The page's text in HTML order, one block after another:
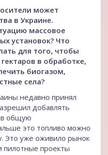
может
в Украине.
массовое
установок? Что
для того, чтобы
в обработке,
биогазом,
села?
недавно принял
добавлять
в общую
это топливо можно
Это уже оживило рынок
пилотные проекты